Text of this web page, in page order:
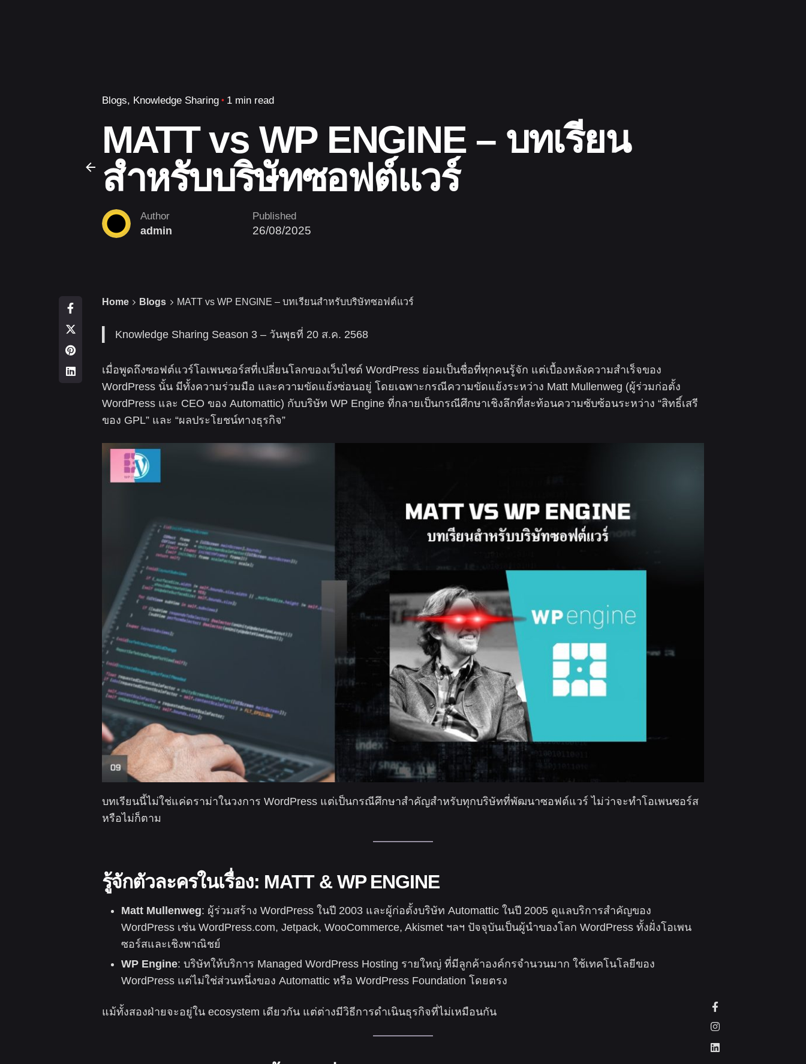
Blogs Knowledge Sharing 1 min read
MATT vs WP ENGINE – บทเรียน
สำหรับบริษัทซอฟต์แวร์
Author
admin
Published
26/08/2025
Home Blogs MATT vs WP ENGINE – บทเรียนสำหรับบริษัทซอฟต์แวร์
Knowledge Sharing Season 3 – วันพุธที่ 20 ส.ค. 2568
เมื่อพูดถึงซอฟต์แวร์โอเพนซอร์สที่เปลี่ยนโลกของเว็บไซต์ WordPress ย่อมเป็นชื่อที่ทุกคนรู้จัก แต่เบื้องหลังความสำเร็จของ
WordPress นั้น มีทั้งความร่วมมือ และความขัดแย้งซ่อนอยู่ โดยเฉพาะกรณีความขัดแย้งระหว่าง Matt Mullenweg (ผู้ร่วมก่อตั้ง
WordPress และ CEO ของ Automattic) กับบริษัท WP Engine ที่กลายเป็นกรณีศึกษาเชิงลึกที่สะท้อนความซับซ้อนระหว่าง “สิทธิ์เสรี
ของ GPL” และ “ผลประโยชน์ทางธุรกิจ”
บทเรียนนี้ไม่ใช่แค่ดราม่าในวงการ WordPress แต่เป็นกรณีศึกษาสำคัญสำหรับทุกบริษัทที่พัฒนาซอฟต์แวร์ ไม่ว่าจะทำโอเพนซอร์ส
หรือไม่ก็ตาม
รู้จักตัวละครในเรื่อง: MATT & WP ENGINE
Matt Mullenweg: ผู้ร่วมสร้าง WordPress ในปี 2003 และผู้ก่อตั้งบริษัท Automattic ในปี 2005 ดูแลบริการสำคัญของ
WordPress เช่น WordPress.com, Jetpack, WooCommerce, Akismet ฯลฯ ปัจจุบันเป็นผู้นำของโลก WordPress ทั้งฝั่งโอเพน
ซอร์สและเชิงพาณิชย์
WP Engine: บริษัทให้บริการ Managed WordPress Hosting รายใหญ่ ที่มีลูกค้าองค์กรจำนวนมาก ใช้เทคโนโลยีของ
WordPress แต่ไม่ใช่ส่วนหนึ่งของ Automattic หรือ WordPress Foundation โดยตรง
แม้ทั้งสองฝ่ายจะอยู่ใน ecosystem เดียวกัน แต่ต่างมีวิธีการดำเนินธุรกิจที่ไม่เหมือนกัน